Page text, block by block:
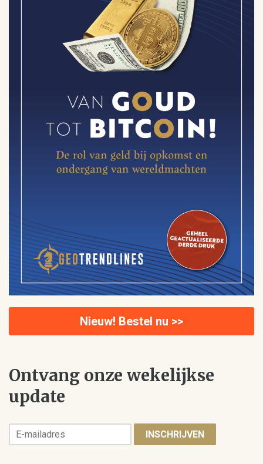
Nieuw! Bestel nu >>
Ontvang onze wekelijkse
update
INSCHRIJVEN